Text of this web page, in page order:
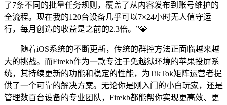
了7条不同的批量任务规则，覆盖了从内容发布到账号维护的
全流程。现在我的120台设备几乎可以7×24小时无人值守运
行，每月创造的收益是之前的2.3倍。”💎
随着iOS系统的不断更新，传统的群控方法正面临越来越
大的挑战。而Firekb作为一款专注于免越狱环境的苹果投屏系
统，其持续更新的功能和稳定的性能，为TikTok矩阵运营者提
供了一个可靠的解决方案。无论你是刚入门的小白玩家，还是
管理数百台设备的专业团队，Firekb都能帮你实现更高效、更